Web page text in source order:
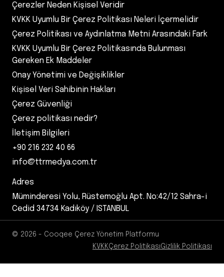
Çerezler Neden Kişisel Veridir
KVKK Uyumlu Bir Çerez Politikası Neleri İçermelidir
Çerez Politikası ve Aydınlatma Metni Arasındaki Fark
KVKK Uyumlu Bir Çerez Politikasında Bulunması
Gereken Ek Maddeler
Onay Yönetimi ve Değişiklikler
Kişisel Veri Sahibinin Hakları
Çerez Güvenliği
Çerez politikası nedir?
İletişim Bilgileri
+90 216 232 40 66
info@ttrmedya.com.tr
Adres
Müminderesi Yolu, Rüstemoğlu Apt. No:42/12 Sahra-i
Cedid 34734 Kadıköy / ISTANBUL
© 2026 - Cooqee Çerez Yönetim Platformu
KVKKÇerez PolitikasıGizlilik Politikası